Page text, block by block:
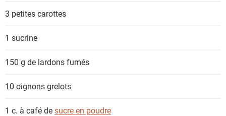
t
3 petites carottes
1 sucrine
150 g de lardons fumés
10 oignons grelots
1 c. à café desucre en poudre